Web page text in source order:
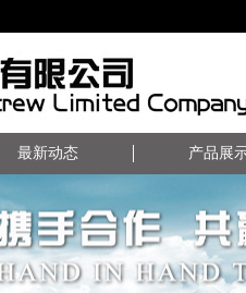
最新动态 产品展